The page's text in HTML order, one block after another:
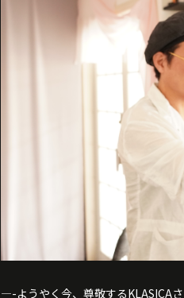
—-ようやく今、尊敬するKLASICAさ